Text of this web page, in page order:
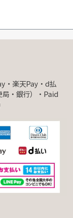
・楽天Pay・d払
・銀行）・Paid